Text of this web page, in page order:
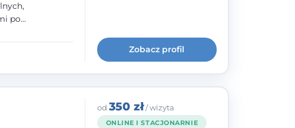
po
kryzysowej
W pracy
Zobacz profil
od 350 zł/ wizyta
ONLINE I STACJONARNIE